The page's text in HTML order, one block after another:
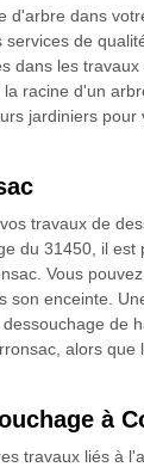
d'arbre dans
de
dans les
racine d'un
jardiniers pour
travaux de
du 31450, il
Vous
son enceinte.
de
alors
à
travaux liés à